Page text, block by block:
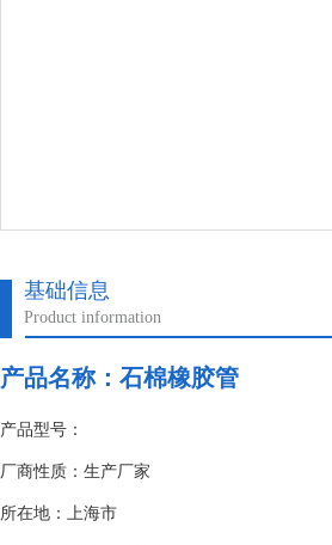
基础信息
Product information
产品名称： 石棉橡胶管
产品型号：
厂商性质：生产厂家
所在地：上海市